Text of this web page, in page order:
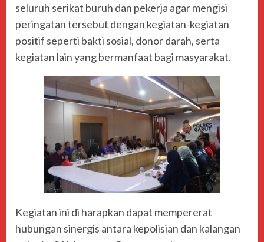
seluruh serikat buruh dan pekerja agar mengisi
peringatan tersebut dengan kegiatan-kegiatan
positif seperti bakti sosial, donor darah, serta
kegiatan lain yang bermanfaat bagi masyarakat.
Kegiatan ini di harapkan dapat mempererat
hubungan sinergis antara kepolisian dan kalangan